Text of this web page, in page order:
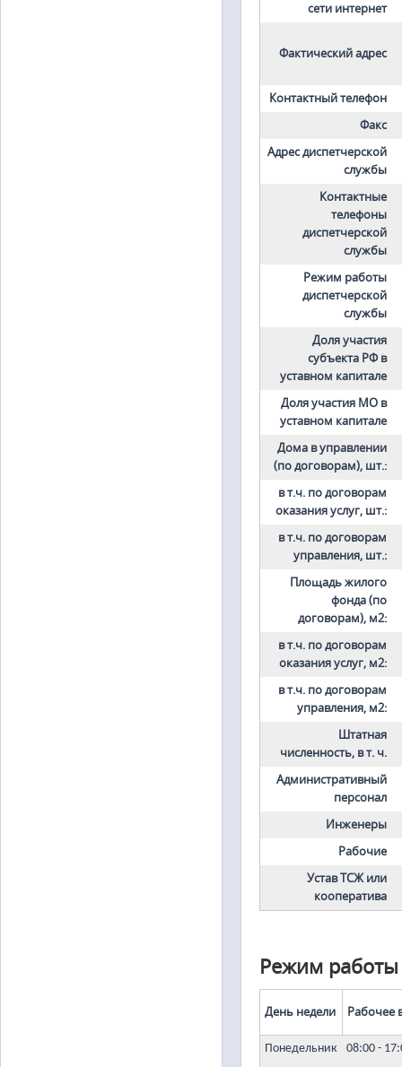
сети интернет
Фактический адрес
Контактный телефон
Факс
Адрес диспетчерской
службы
Контактные
телефоны
диспетчерской
службы
Режим работы
диспетчерской
службы
Доля участия
субъекта РФ в
уставном капитале
Доля участия МО в
уставном капитале
Дома в управлении
(по договорам), шт.:
в т.ч. по договорам
оказания услуг, шт.:
в т.ч. по договорам
управления, шт.:
Площадь жилого
фонда (по
договорам), м2:
в т.ч. по договорам
оказания услуг, м2:
в т.ч. по договорам
управления, м2:
Штатная
численность, в т. ч.
Административный
персонал
Инженеры
Рабочие
Устав ТСЖ или
кооператива
Режим работы
День недели Рабочее
Понедельник 08:00 -